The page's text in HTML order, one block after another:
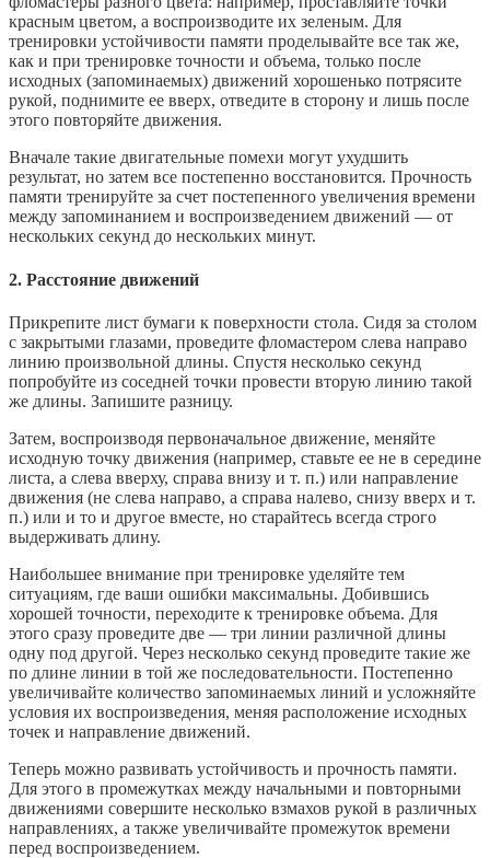
красным цветом, а воспроизводите их зеленым. Для
тренировки устойчивости памяти проделывайте все так же,
как и при тренировке точности и объема, только после
исходных (запоминаемых) движений хорошенько потрясите
рукой, поднимите ее вверх, отведите в сторону и лишь после
этого повторяйте движения.
Вначале такие двигательные помехи могут ухудшить
результат, но затем все постепенно восстановится. Прочность
памяти тренируйте за счет постепенного увеличения времени
между запоминанием и воспроизведением движений — от
нескольких секунд до нескольких минут.
2. Расстояние движений
Прикрепите лист бумаги к поверхности стола. Сидя за столом
с закрытыми глазами, проведите фломастером слева направо
линию произвольной длины. Спустя несколько секунд
попробуйте из соседней точки провести вторую линию такой
же длины. Запишите разницу.
Затем, воспроизводя первоначальное движение, меняйте
исходную точку движения (например, ставьте ее не в середине
листа, а слева вверху, справа внизу и т. п.) или направление
движения (не слева направо, а справа налево, снизу вверх и т.
п.) или и то и другое вместе, но старайтесь всегда строго
выдерживать длину.
Наибольшее внимание при тренировке уделяйте тем
ситуациям, где ваши ошибки максимальны. Добившись
хорошей точности, переходите к тренировке объема. Для
этого сразу проведите две — три линии различной длины
одну под другой. Через несколько секунд проведите такие же
по длине линии в той же последовательности. Постепенно
увеличивайте количество запоминаемых линий и усложняйте
условия их воспроизведения, меняя расположение исходных
точек и направление движений.
Теперь можно развивать устойчивость и прочность памяти.
Для этого в промежутках между начальными и повторными
движениями совершите несколько взмахов рукой в различных
направлениях, а также увеличивайте промежуток времени
перед воспроизведением.